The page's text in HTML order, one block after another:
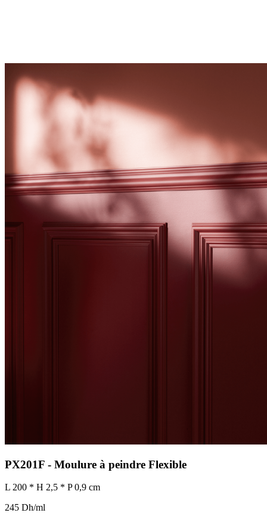
PX201F - Moulure à peindre Flexible
L 200 * H 2,5 * P 0,9 cm
245 Dh/ml